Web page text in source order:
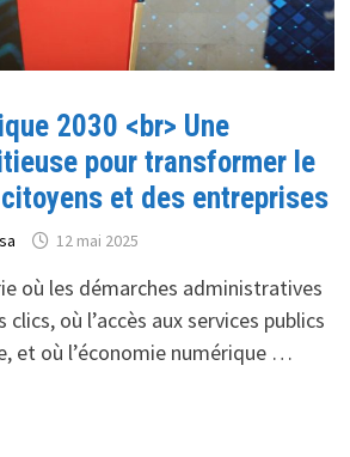
2030 <br> Une
pour transformer le
et des entreprises
12 mai 2025
où les démarches administratives
où l’accès aux services publics
et où l’économie numérique …